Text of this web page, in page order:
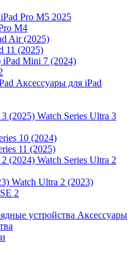
iPad Pro M5 2025
M4
Air (2025)
11 (2025)
iPad Mini 7 (2024)
Аксессуары для iPad
Watch Series Ultra 3
10 (2024)
11 (2025)
Watch Series Ultra 2
Watch Ultra 2 (2023)
2
Аксессуары